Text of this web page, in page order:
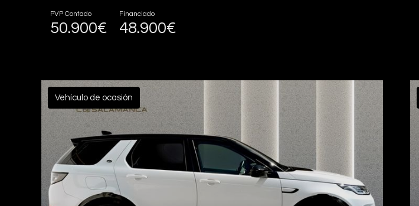
PVP Contado
50.900€
Financiado
48.900€
Vehículo de ocasión